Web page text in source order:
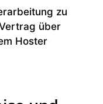
zu
über
Hoster